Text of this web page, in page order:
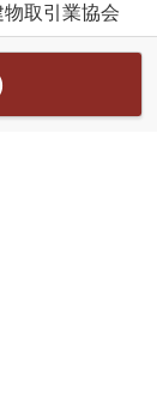
物取引業協会